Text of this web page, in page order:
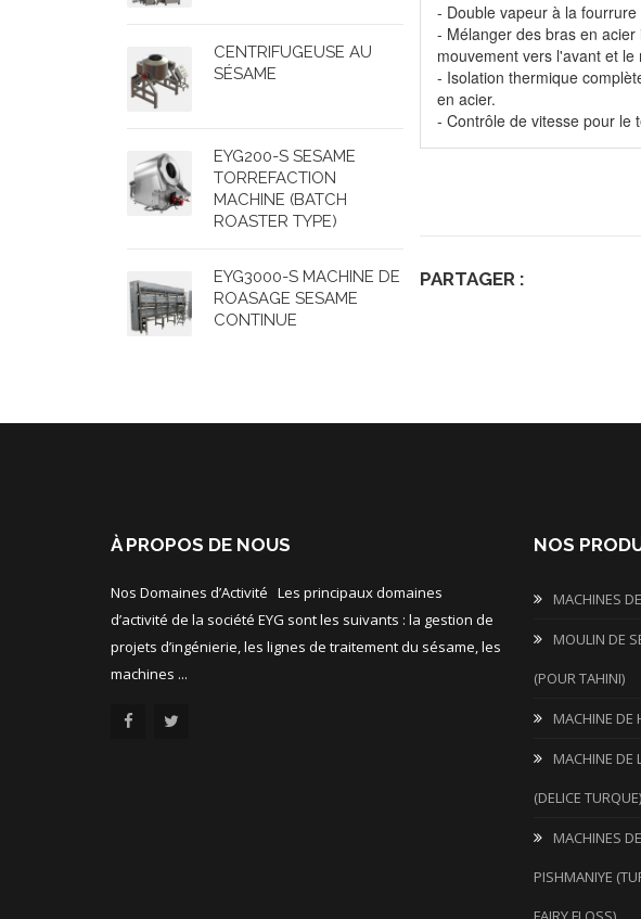
CENTRIFUGEUSE AU
SÉSAME
EYG200-S SESAME
TORREFACTION
MACHINE (BATCH
ROASTER TYPE)
EYG3000-S MACHINE DE
ROASAGE SESAME
CONTINUE
- Double vapeur à la
- Mélanger des bras en
mouvement vers l'avant et
- Isolation thermique
en acier.
- Contrôle de vitesse pour le
PARTAGER :
À PROPOS DE NOUS
Nos Domaines d’Activité Les principaux domaines
d’activité de la société EYG sont les suivants : la gestion de
projets d’ingénierie, les lignes de traitement du sésame, les
machines ...
NOS
MACHINES
MOULIN DE
(POUR TAHINI)
MACHINE DE
MACHINE DE
(DELICE TURQUE)
MACHINES DE
PISHMANIYE